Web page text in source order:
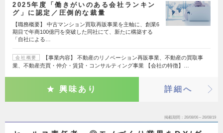
2025年度「働きがいのある会社ランキン
グ」に認定／圧倒的な裁量
【職務概要】 中古マンション買取再販事業を主軸に、創業6
期目で年商100億円を突破した同社にて、新たに構築する
「自社による…
会社概要
【事業内容】 不動産のリノベーション再販事業、不動産の買取事
業、不動産売買・仲介・賃貸・コンサルティング事業 【会社の特徴】…
興味あり 詳細へ
掲載期間 26/08/06～26/08/19